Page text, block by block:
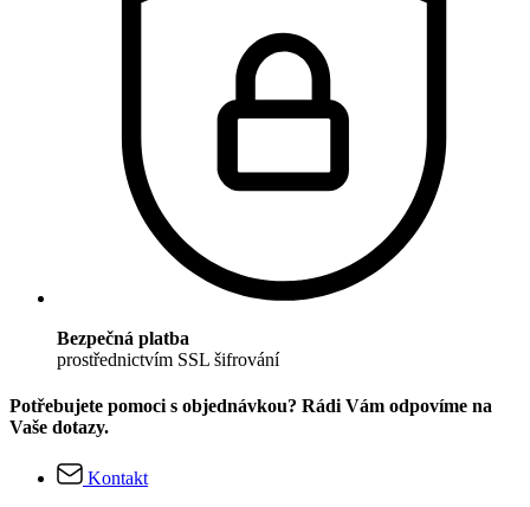
Bezpečná platba
prostřednictvím SSL šifrování
Potřebujete pomoci s objednávkou? Rádi Vám odpovíme na
Vaše dotazy.
Kontakt